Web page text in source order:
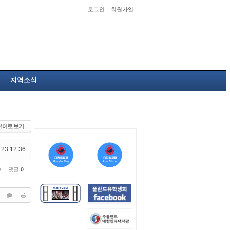
로그인 회원가입
지역소식
어로 보기
12:36
댓글 0